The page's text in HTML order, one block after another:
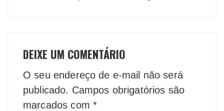
DEIXE UM COMENTÁRIO
O seu endereço de e-mail não será
publicado. Campos obrigatórios são
marcados com *